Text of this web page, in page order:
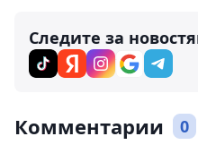
Следите за
Комментарии 0